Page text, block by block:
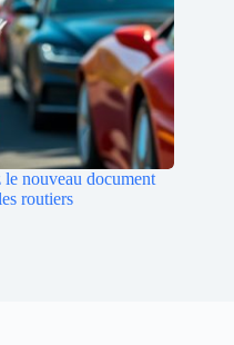
nouveau document
routiers